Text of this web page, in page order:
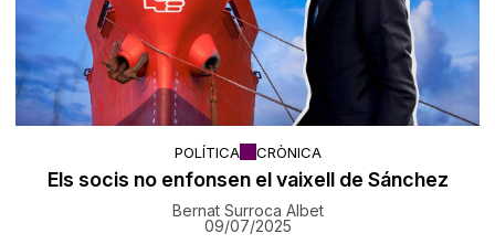
POLÍTICA CRÒNICA
Els socis no enfonsen el vaixell de Sánchez
Bernat Surroca Albet
09/07/2025